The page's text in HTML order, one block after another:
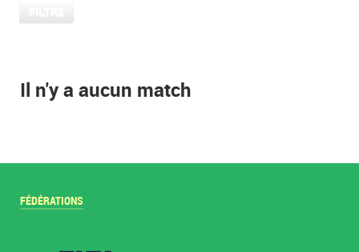
Il n'y a aucun match
FÉDÉRATIONS